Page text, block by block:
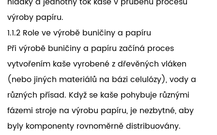
výroby papíru.
1.1.2 Role ve výrobě buničiny a papíru
Při výrobě buničiny a papíru začíná proces
vytvořením kaše vyrobené z dřevěných vláken
(nebo jiných materiálů na bázi celulózy), vody a
různých přísad. Když se kaše pohybuje různými
fázemi stroje na výrobu papíru, je nezbytné, aby
byly komponenty rovnoměrně distribuovány.